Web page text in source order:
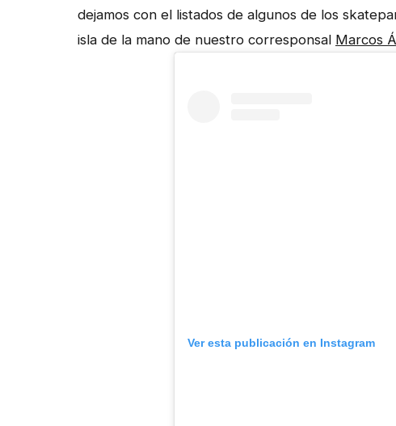
dejamos con el listados de algunos de los
isla de la mano de nuestro corresponsal Marcos
Ver esta publicación en Instagram